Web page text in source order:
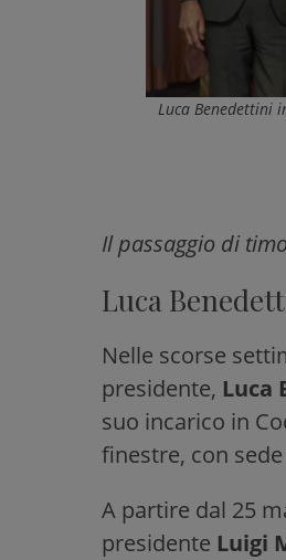
Luca Benedettini
Il passaggio di
Luca
Nelle scorse
presidente, Luca
suo incarico in
finestre, con
A partire dal 25
presidente Luigi